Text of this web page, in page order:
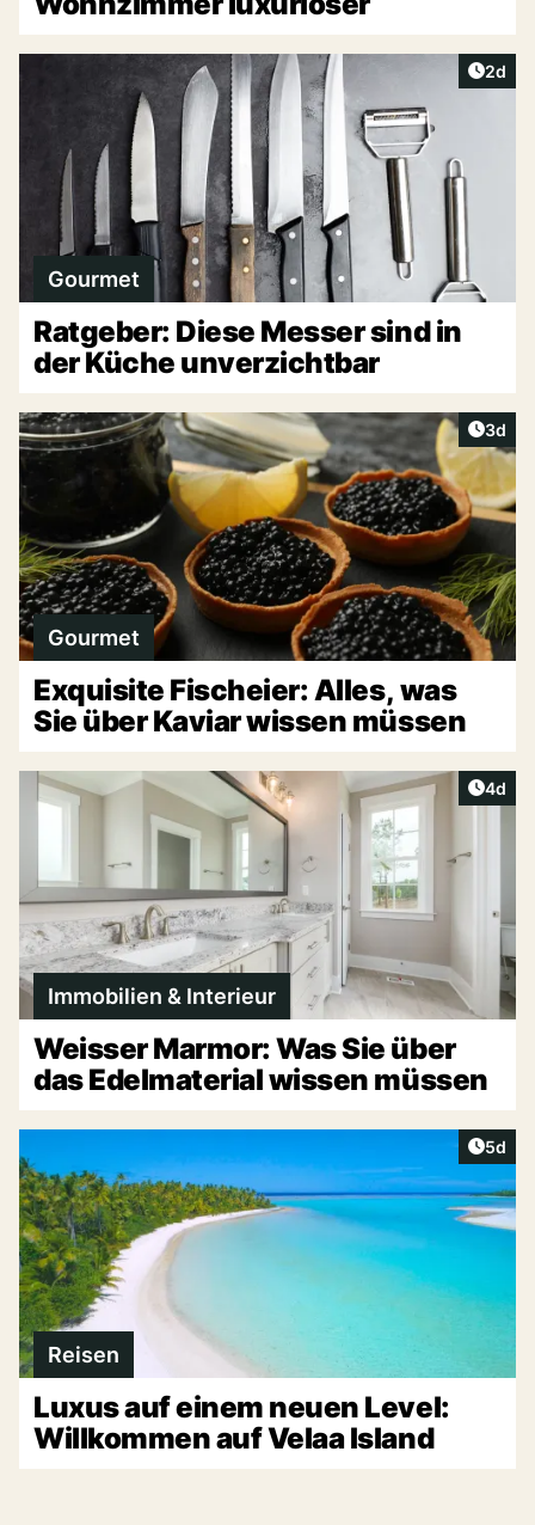
2d
Gourmet
Ratgeber: Diese Messer sind in
der Küche unverzichtbar
3d
Gourmet
Exquisite Fischeier: Alles, was
Sie über Kaviar wissen müssen
4d
Immobilien & Interieur
Weisser Marmor: Was Sie über
das Edelmaterial wissen müssen
5d
Reisen
Luxus auf einem neuen Level:
Willkommen auf Velaa Island